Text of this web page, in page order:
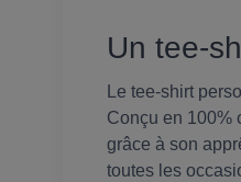
Un tee-
Le tee-shirt
Conçu en 100%
grâce à son
toutes les